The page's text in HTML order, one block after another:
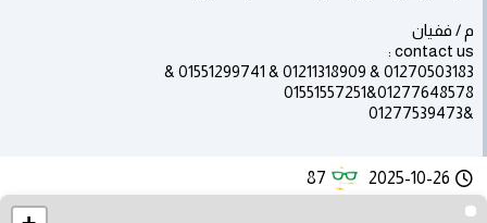
م / ففيان
contact us :
01270503183 & 01211318909 & 01551299741 &
01277648578&01551557251
&01277539473
2025-10-26
87